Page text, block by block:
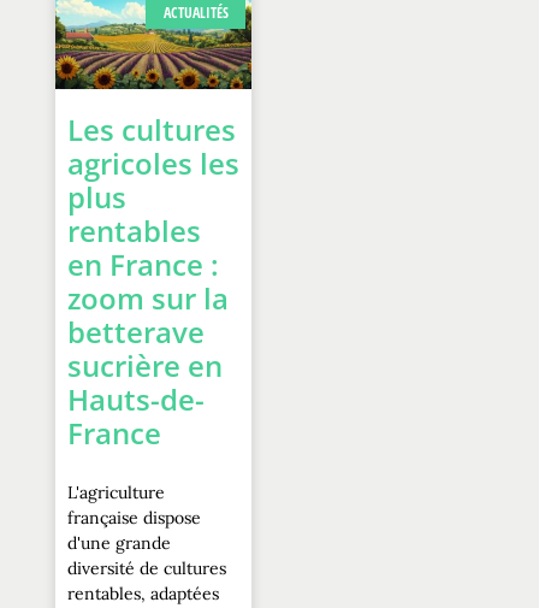
ACTUALITÉS
Les cultures
agricoles les
plus
rentables
en France :
zoom sur la
betterave
sucrière en
Hauts-de-
France
L'agriculture
française dispose
d'une grande
diversité de cultures
rentables, adaptées